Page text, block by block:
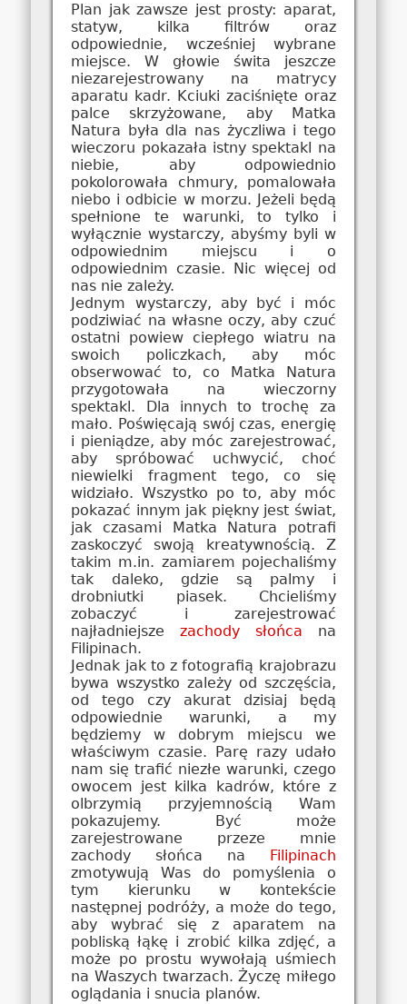
Plan jak zawsze jest prosty: aparat,
statyw, kilka filtrów oraz
odpowiednie, wcześniej wybrane
miejsce. W głowie świta jeszcze
niezarejestrowany na matrycy
aparatu kadr. Kciuki zaciśnięte oraz
palce skrzyżowane, aby Matka
Natura była dla nas życzliwa i tego
wieczoru pokazała istny spektakl na
niebie, aby odpowiednio
pokolorowała chmury, pomalowała
niebo i odbicie w morzu. Jeżeli będą
spełnione te warunki, to tylko i
wyłącznie wystarczy, abyśmy byli w
odpowiednim miejscu i o
odpowiednim czasie. Nic więcej od
nas nie zależy.
Jednym wystarczy, aby być i móc
podziwiać na własne oczy, aby czuć
ostatni powiew ciepłego wiatru na
swoich policzkach, aby móc
obserwować to, co Matka Natura
przygotowała na wieczorny
spektakl. Dla innych to trochę za
mało. Poświęcają swój czas, energię
i pieniądze, aby móc zarejestrować,
aby spróbować uchwycić, choć
niewielki fragment tego, co się
widziało. Wszystko po to, aby móc
pokazać innym jak piękny jest świat,
jak czasami Matka Natura potrafi
zaskoczyć swoją kreatywnością. Z
takim m.in. zamiarem pojechaliśmy
tak daleko, gdzie są palmy i
drobniutki piasek. Chcieliśmy
zobaczyć i zarejestrować
najładniejszezachody słońca na
Filipinach.
Jednak jak to z fotografią krajobrazu
bywa wszystko zależy od szczęścia,
od tego czy akurat dzisiaj będą
odpowiednie warunki, a my
będziemy w dobrym miejscu we
właściwym czasie. Parę razy udało
nam się trafić niezłe warunki, czego
owocem jest kilka kadrów, które z
olbrzymią przyjemnością Wam
pokazujemy. Być może
zarejestrowane przeze mnie
zachody słońca na
Filipinach
zmotywują Was do pomyślenia o
tym kierunku w kontekście
następnej podróży, a może do tego,
aby wybrać się z aparatem na
pobliską łąkę i zrobić kilka zdjęć, a
może po prostu wywołają uśmiech
na Waszych twarzach. Życzę miłego
oglądania i snucia planów.